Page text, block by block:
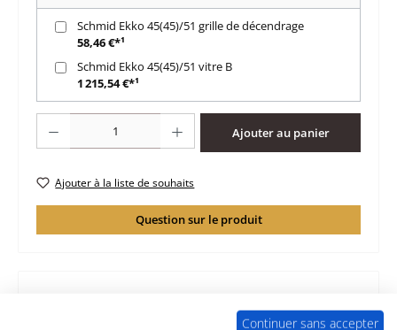
Schmid Ekko 45(45)/51 grille de décendrage
58,46 €*¹
Schmid Ekko 45(45)/51 vitre B
1 215,54 €*¹
Ajouter au panier
Ajouter à la liste de souhaits
Question sur le produit
Continuer sans accepter